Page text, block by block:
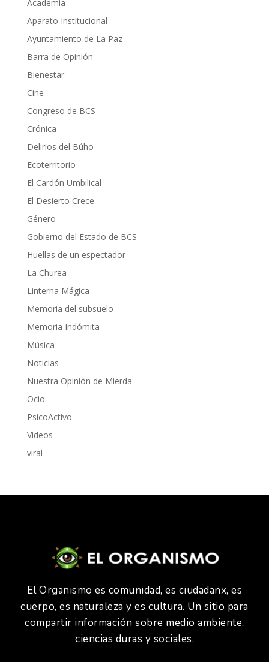
Academia
Aparato Institucional
Ayuntamiento de La Paz
Barra de Opinión
Bienestar
Cine
Congreso de BCS
Crónica
Delirios del Búho
Ecoterritorio
El Cardón Umbilical
El Desierto Crece
Género
Gobierno del Estado de BCS
Huellas de un espectador
La Churea
Linterna Mágica
Memoria del subsuelo
Memoria Indómita
Música
Noticias
Nuestra Opinión de Mierda
Ocio
PsicoActivo
Videos
viral
El Organismo es comunidad, es ciudadanx, es
cuerpo, es naturaleza y es cultura. Un sitio para
compartir información sobre medio ambiente,
ciencias duras y sociales.